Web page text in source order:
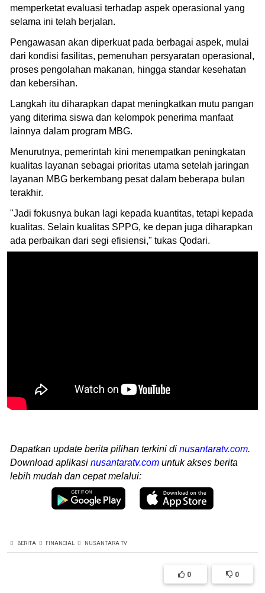
memperketat evaluasi terhadap aspek operasional yang
selama ini telah berjalan.
Pengawasan akan diperkuat pada berbagai aspek, mulai
dari kondisi fasilitas, pemenuhan persyaratan operasional,
proses pengolahan makanan, hingga standar kesehatan
dan kebersihan.
Langkah itu diharapkan dapat meningkatkan mutu pangan
yang diterima siswa dan kelompok penerima manfaat
lainnya dalam program MBG.
Menurutnya, pemerintah kini menempatkan peningkatan
kualitas layanan sebagai prioritas utama setelah jaringan
layanan MBG berkembang pesat dalam beberapa bulan
terakhir.
"Jadi fokusnya bukan lagi kepada kuantitas, tetapi kepada
kualitas. Selain kualitas SPPG, ke depan juga diharapkan
ada perbaikan dari segi efisiensi," tukas Qodari.
Dapatkan update berita pilihan terkini di nusantaratv.com.
Download aplikasi nusantaratv.com untuk akses berita
lebih mudah dan cepat melalui:
BERITA FINANCIAL NUSANTARA TV
0 0